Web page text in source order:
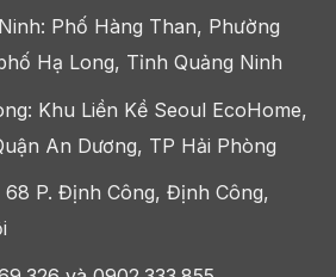
Phố Hàng Than, Phường
Hạ Long, Tỉnh Quảng Ninh
Khu Liền Kề Seoul EcoHome,
An Dương, TP Hải Phòng
68 P. Định Công, Định Công,